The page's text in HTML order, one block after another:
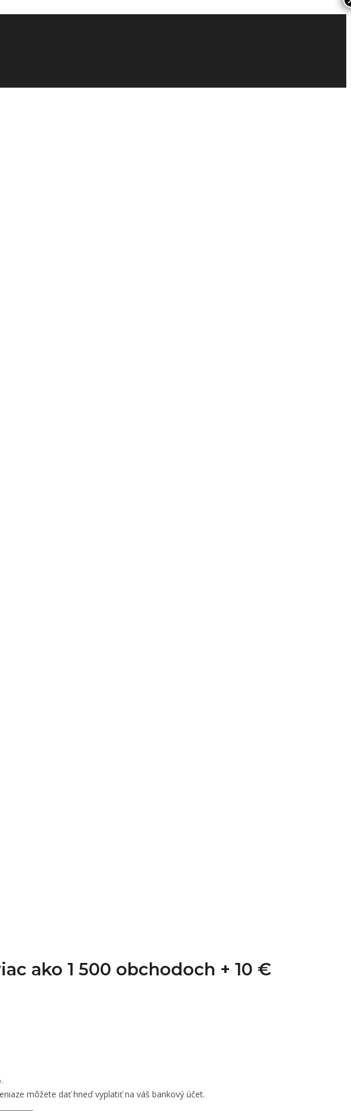
ako 1 500 obchodoch + 10 €
môžete dať hneď vyplatiť na váš bankový účet.